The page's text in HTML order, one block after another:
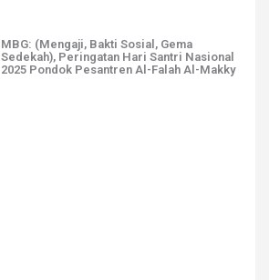
MBG: (Mengaji, Bakti Sosial, Gema
Sedekah), Peringatan Hari Santri Nasional
2025 Pondok Pesantren Al-Falah Al-Makky